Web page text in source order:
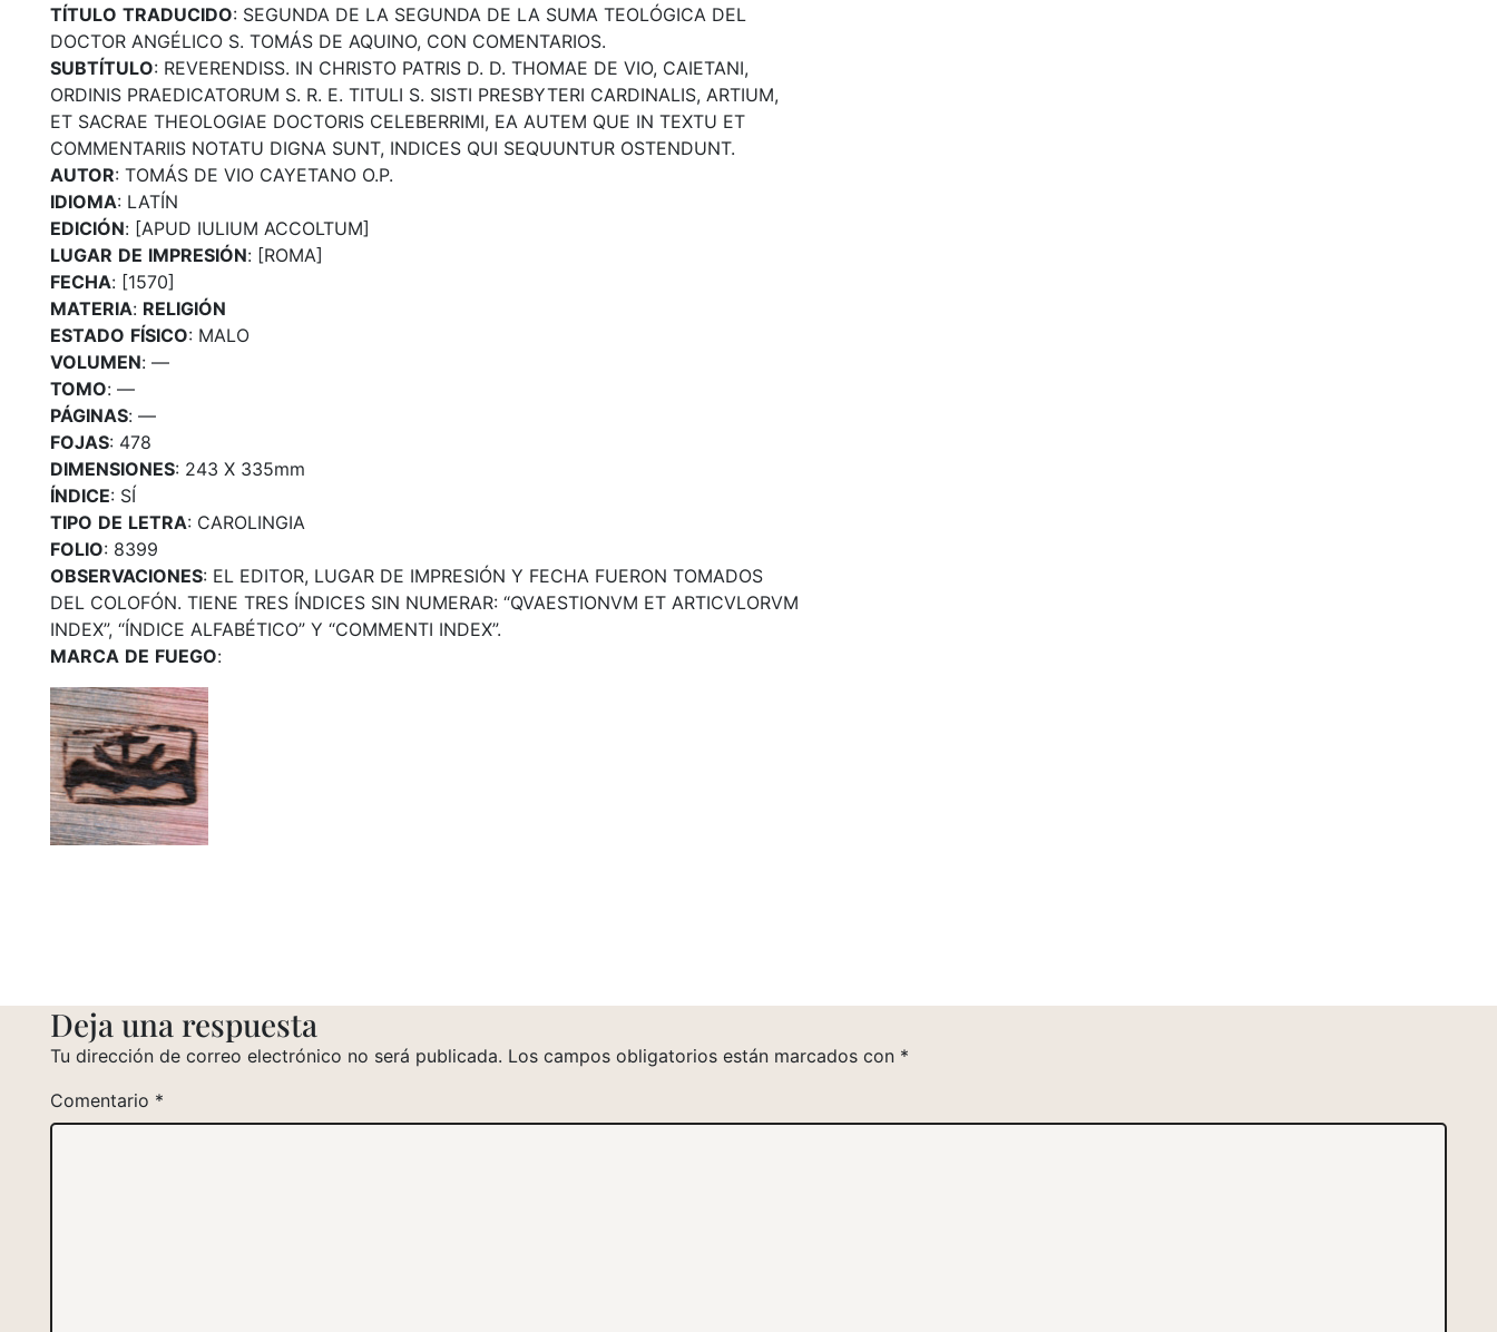
TÍTULO TRADUCIDO: SEGUNDA DE LA SEGUNDA DE LA SUMA TEOLÓGICA DEL
DOCTOR ANGÉLICO S. TOMÁS DE AQUINO, CON COMENTARIOS.
SUBTÍTULO: REVERENDISS. IN CHRISTO PATRIS D. D. THOMAE DE VIO, CAIETANI,
ORDINIS PRAEDICATORUM S. R. E. TITULI S. SISTI PRESBYTERI CARDINALIS, ARTIUM,
ET SACRAE THEOLOGIAE DOCTORIS CELEBERRIMI, EA AUTEM QUE IN TEXTU ET
COMMENTARIIS NOTATU DIGNA SUNT, INDICES QUI SEQUUNTUR OSTENDUNT.
AUTOR: TOMÁS DE VIO CAYETANO O.P.
IDIOMA: LATÍN
EDICIÓN: [APUD IULIUM ACCOLTUM]
LUGAR DE IMPRESIÓN: [ROMA]
FECHA: [1570]
MATERIA: RELIGIÓN
ESTADO FÍSICO: MALO
VOLUMEN: —
TOMO: —
PÁGINAS: —
FOJAS: 478
DIMENSIONES: 243 X 335mm
ÍNDICE: SÍ
TIPO DE LETRA: CAROLINGIA
FOLIO: 8399
OBSERVACIONES: EL EDITOR, LUGAR DE IMPRESIÓN Y FECHA FUERON TOMADOS
DEL COLOFÓN. TIENE TRES ÍNDICES SIN NUMERAR: “QVAESTIONVM ET ARTICVLORVM
INDEX”, “ÍNDICE ALFABÉTICO” Y “COMMENTI INDEX”.
MARCA DE FUEGO:
Deja una respuesta
Tu dirección de correo electrónico no será publicada. Los campos obligatorios están marcados con *
Comentario *